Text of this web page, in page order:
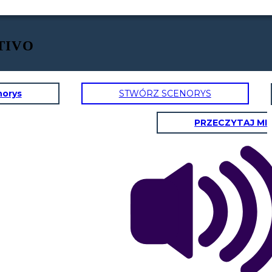
¿ Cuáles son señorita
todo el panorama del problema, asi
la segunda estrategia. Aqui
vemos que hacer y quien debes
"Identificar el desafío
entras a
STWÓRZ SCENORYS
PRZECZYTAJ MI